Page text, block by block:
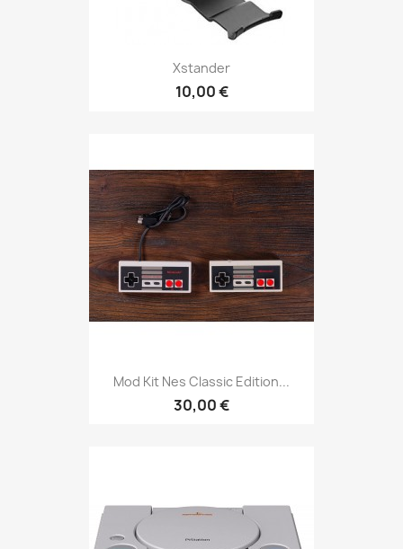
Xstander
10,00 €
Mod Kit Nes Classic Edition...
30,00 €